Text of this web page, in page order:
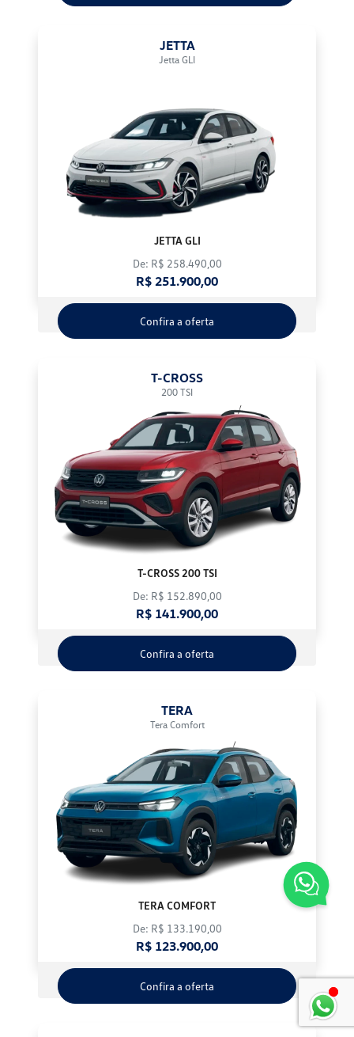
JETTA
Jetta GLI
JETTA GLI
De: R$ 258.490,00
R$ 251.900,00
Confira a oferta
T-CROSS
200 TSI
T-CROSS 200 TSI
De: R$ 152.890,00
R$ 141.900,00
Confira a oferta
TERA
Tera Comfort
TERA COMFORT
De: R$ 133.190,00
R$ 123.900,00
Confira a oferta